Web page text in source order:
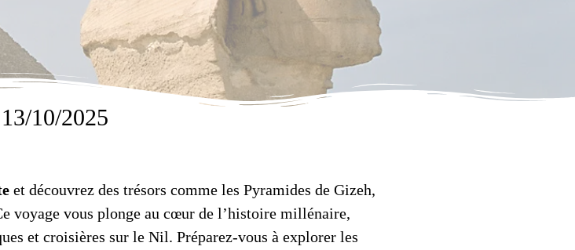
13/10/2025
et découvrez des trésors comme les Pyramides de Gizeh,
voyage vous plonge au cœur de l’histoire millénaire,
et croisières sur le Nil. Préparez-vous à explorer les